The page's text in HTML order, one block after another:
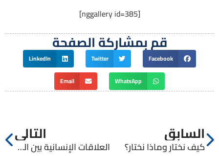
[nggallery id=385]
قم بمشاركة الصفحة
Facebook
Twitter
LinkedIn
WhatsApp
Email
السابق
كيف نختار وماذا نختار؟
التالي
العلاقات الإنسانية بين المخاطر والنضوج